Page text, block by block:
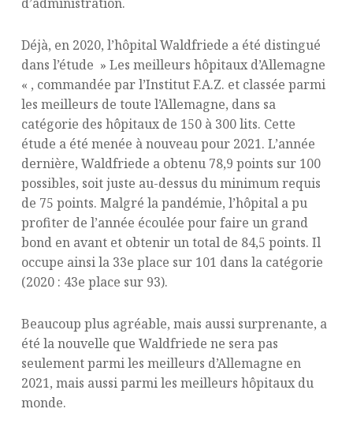
Déjà, en 2020, l’hôpital Waldfriede a été distingué
dans l’étude » Les meilleurs hôpitaux d’Allemagne
« , commandée par l’Institut F.A.Z. et classée parmi
les meilleurs de toute l’Allemagne, dans sa
catégorie des hôpitaux de 150 à 300 lits. Cette
étude a été menée à nouveau pour 2021. L’année
dernière, Waldfriede a obtenu 78,9 points sur 100
possibles, soit juste au-dessus du minimum requis
de 75 points. Malgré la pandémie, l’hôpital a pu
profiter de l’année écoulée pour faire un grand
bond en avant et obtenir un total de 84,5 points. Il
occupe ainsi la 33e place sur 101 dans la catégorie
(2020 : 43e place sur 93).
Beaucoup plus agréable, mais aussi surprenante, a
été la nouvelle que Waldfriede ne sera pas
seulement parmi les meilleurs d’Allemagne en
2021, mais aussi parmi les meilleurs hôpitaux du
monde.